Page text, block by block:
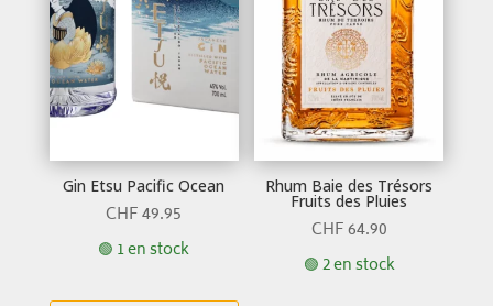
Gin Etsu Pacific Ocean
CHF49.95
🟢 1 en stock
Rhum Baie des Trésors
Fruits des Pluies
CHF64.90
🟢 2 en stock